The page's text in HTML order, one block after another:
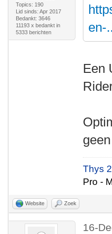
Topics: 190
Lid sinds: Apr 2017
Bedankt: 3646
11193 x bedankt in
5333 berichten
en-
Een
Thys
Pro -
Website Zoek
16-